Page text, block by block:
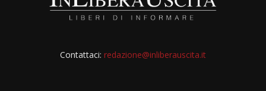
Contattaci: redazione@inliberauscita.it